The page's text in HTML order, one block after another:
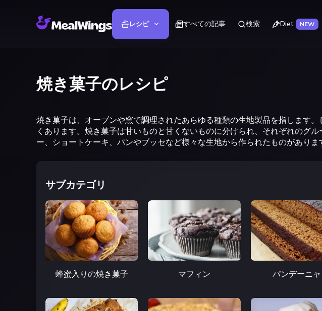
レシピ すべての記事 検索 Diet NEW
焼き菓子のレシピ
焼き菓子は、オーブンや窯で調理されたあらゆる種類の生地製品を指します
くあります。焼き菓子は甘いものと甘くないものに分けられ、それぞれのグ
ー、ショートケーキ、パンやブッセなど様々な生地から作られたものがあり
サブカテゴリ
蜂蜜入りの焼き菓子 マフィン パンデーニャ